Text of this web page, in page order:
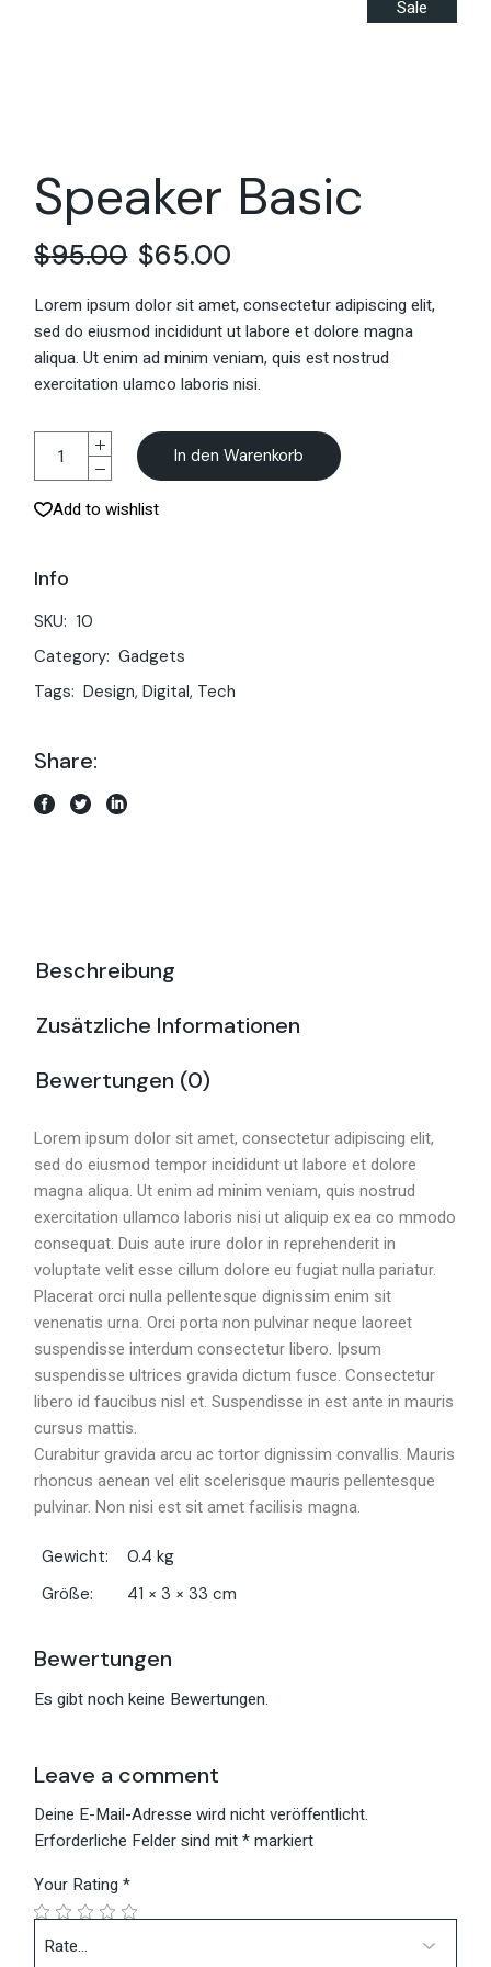
Sale
Speaker Basic
$95.00 $65.00
Lorem ipsum dolor sit amet, consectetur adipiscing elit,
sed do eiusmod incididunt ut labore et dolore magna
aliqua. Ut enim ad minim veniam, quis est nostrud
exercitation ulamco laboris nisi.
In den Warenkorb
Add to wishlist
Info
SKU: 10
Category: Gadgets
Tags: Design,Digital, Tech
Share:
Beschreibung
Zusätzliche Informationen
Bewertungen (0)
Lorem ipsum dolor sit amet, consectetur adipiscing elit,
sed do eiusmod tempor incididunt ut labore et dolore
magna aliqua. Ut enim ad minim veniam, quis nostrud
exercitation ullamco laboris nisi ut aliquip ex ea co mmodo
consequat. Duis aute irure dolor in reprehenderit in
voluptate velit esse cillum dolore eu fugiat nulla pariatur.
Placerat orci nulla pellentesque dignissim enim sit
venenatis urna. Orci porta non pulvinar neque laoreet
suspendisse interdum consectetur libero. Ipsum
suspendisse ultrices gravida dictum fusce. Consectetur
libero id faucibus nisl et. Suspendisse in est ante in mauris
cursus mattis.
Curabitur gravida arcu ac tortor dignissim convallis. Mauris
rhoncus aenean vel elit scelerisque mauris pellentesque
pulvinar. Non nisi est sit amet facilisis magna.
Gewicht
0.4 kg
Größe
41 × 3 × 33 cm
Bewertungen
Es gibt noch keine Bewertungen.
Leave a comment
Deine E-Mail-Adresse wird nicht veröffentlicht.
Erforderliche Felder sind mit*markiert
Your Rating*